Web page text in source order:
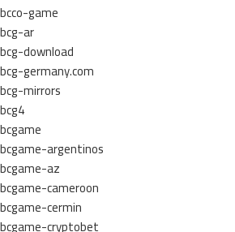
bcco-game
bcg-ar
bcg-download
bcg-germany.com
bcg-mirrors
bcg4
bcgame
bcgame-argentinos
bcgame-az
bcgame-cameroon
bcgame-cermin
bcgame-cryptobet